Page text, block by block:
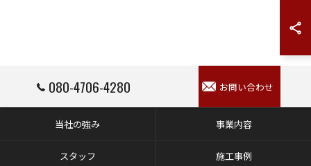
080-4706-4280 お問い合わせ
当社の強み 事業内容
スタッフ 施工事例